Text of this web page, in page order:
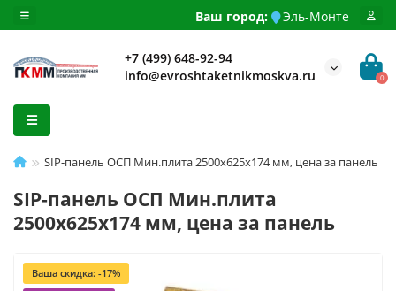
Ваш город: Эль-Монте
+7 (499) 648-92-94
info@evroshtaketnikmoskva.ru
0
SIP-панель ОСП Мин.плита 2500х625х174 мм, цена за панель
SIP-панель ОСП Мин.плита
2500х625х174 мм, цена за панель
Ваша скидка: -17%